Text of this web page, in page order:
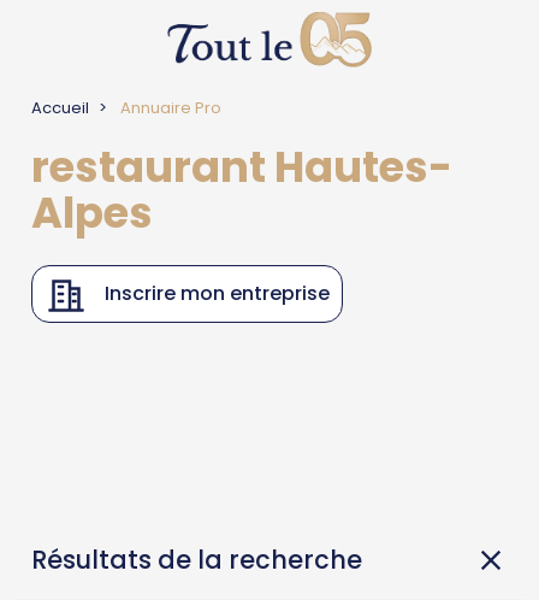
Accueil Annuaire Pro
restaurant Hautes-
Alpes
Inscrire mon entreprise
Résultats de la recherche